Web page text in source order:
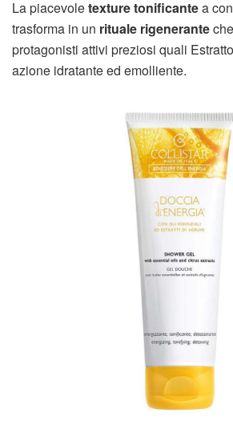
La piacevoletexture tonificantea
trasforma in un rituale rigenerante
protagonisti attivi preziosi quali
azione idratante ed emolliente.